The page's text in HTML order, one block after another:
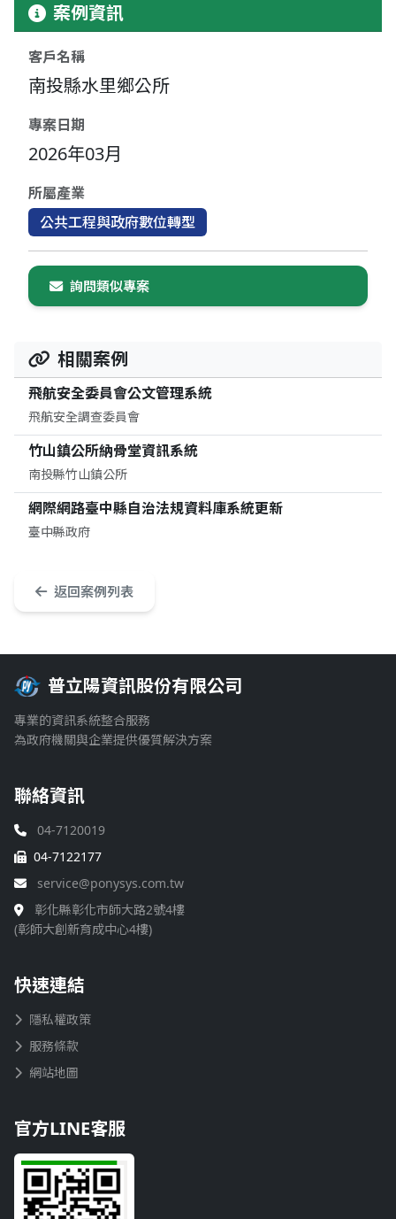
案例資訊
客戶名稱
南投縣水里鄉公所
專案日期
2026年03月
所屬產業
公共工程與政府數位轉型
詢問類似專案
相關案例
飛航安全委員會公文管理系統
飛航安全調查委員會
竹山鎮公所納骨堂資訊系統
南投縣竹山鎮公所
網際網路臺中縣自治法規資料庫系統更新
臺中縣政府
返回案例列表
普立陽資訊股份有限公司
專業的資訊系統整合服務
為政府機關與企業提供優質解決方案
聯絡資訊
04-7120019
04-7122177
service@ponysys.com.tw
彰化縣彰化市師大路2號4樓
(彰師大創新育成中心4樓)
快速連結
隱私權政策
服務條款
網站地圖
官方LINE客服